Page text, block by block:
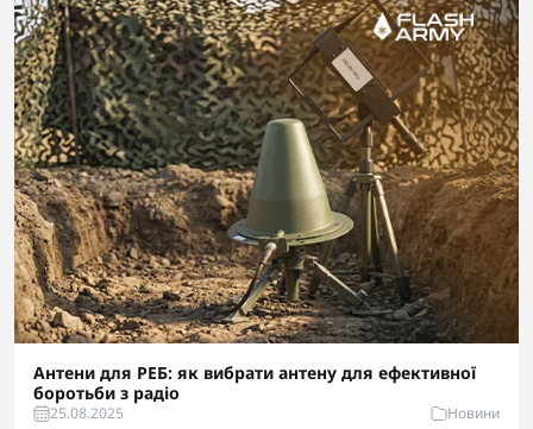
Антени для РЕБ: як вибрати антену для ефективної
боротьби з радіо
25.08.2025 Новини